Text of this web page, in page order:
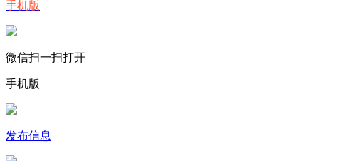
手机版
微信扫一扫打开
手机版
发布信息